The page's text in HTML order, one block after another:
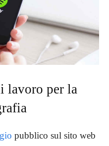
lavoro per la
pubblico sul sito web